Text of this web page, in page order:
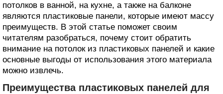
потолков в ванной, на кухне, а также на балконе
являются пластиковые панели, которые имеют массу
преимуществ. В этой статье поможет своим
читателям разобраться, почему стоит обратить
внимание на потолок из пластиковых панелей и какие
основные выгоды от использования этого материала
можно извлечь.
Преимущества пластиковых панелей для